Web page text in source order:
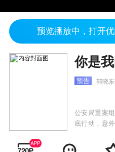
预览播放中，打开
预告 郭晓
公安局重案
底行动，意
调入重案组